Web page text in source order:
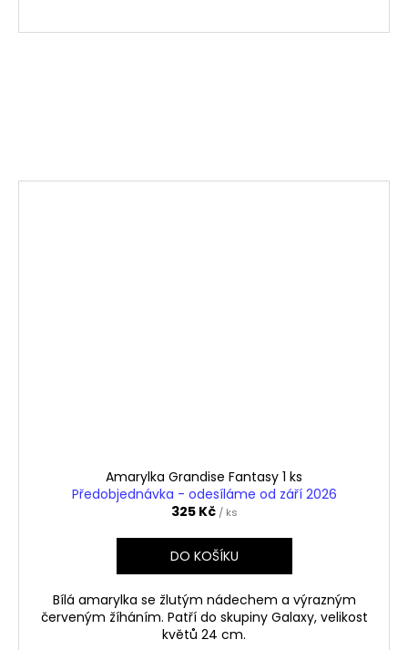
Amarylka Grandise Fantasy 1 ks
Předobjednávka - odesíláme od září 2026
325 Kč / ks
DO KOŠÍKU
Bílá amarylka se žlutým nádechem a výrazným
červeným žíháním. Patří do skupiny Galaxy, velikost
květů 24 cm.